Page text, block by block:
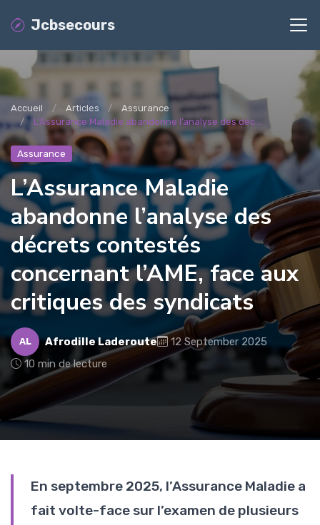
Jcbsecours
Accueil Articles
Assurance
L’Assurance Maladie abandonne l’analyse des déc...
Assurance
L’Assurance Maladie
abandonne l’analyse des
décrets contestés
concernant l’AME, face aux
critiques des syndicats
AL Afrodille Laderoute
12 September 2025
10 min de lecture
En septembre 2025, l’Assurance Maladie a
fait volte-face sur l’examen de plusieurs